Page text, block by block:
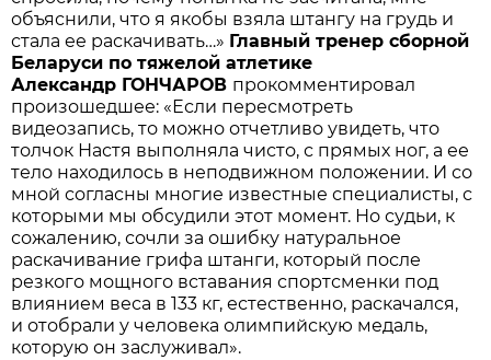
объяснили, что я якобы взяла штангу на грудь и
стала ее раскачивать…» Главный тренер сборной
Беларуси по тяжелой атлетике
Александр ГОНЧАРОВ прокомментировал
произошедшее: «Если пересмотреть
видеозапись, то можно отчетливо увидеть, что
толчок Настя выполняла чисто, с прямых ног, а ее
тело находилось в неподвижном положении. И со
мной согласны многие известные специалисты, с
которыми мы обсудили этот момент. Но судьи, к
сожалению, сочли за ошибку натуральное
раскачивание грифа штанги, который после
резкого мощного вставания спортсменки под
влиянием веса в 133 кг, естественно, раскачался,
и отобрали у человека олимпийскую медаль,
которую он заслуживал».